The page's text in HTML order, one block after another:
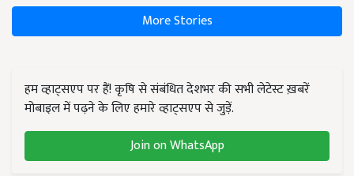
More Stories
हम व्हाट्सएप पर हैं! कृषि से संबंधित देशभर की सभी लेटेस्ट ख़बरें
मोबाइल में पढ़ने के लिए हमारे व्हाट्सएप से जुड़ें.
Join on WhatsApp